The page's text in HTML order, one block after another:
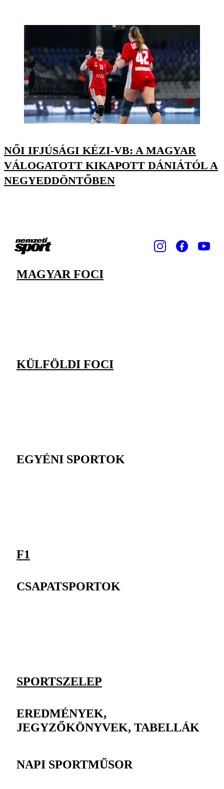
NŐI IFJÚSÁGI KÉZI-VB: A MAGYAR
VÁLOGATOTT KIKAPOTT DÁNIÁTÓL A
NEGYEDDÖNTŐBEN
MAGYAR FOCI
KÜLFÖLDI FOCI
EGYÉNI SPORTOK
F1
CSAPATSPORTOK
SPORTSZELEP
EREDMÉNYEK,
JEGYZŐKÖNYVEK, TABELLÁK
NAPI SPORTMŰSOR